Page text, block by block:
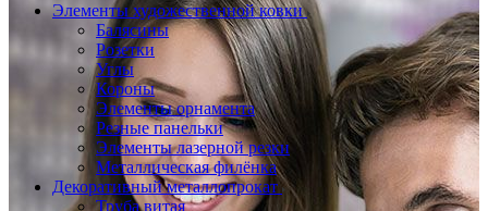
Элементы художественной ковки
Балясины
Розетки
Углы
Короны
Элементы орнамента
Резные панельки
Элементы лазерной резки
Металлическая филёнка
Декоративный металлопрокат
Труба витая